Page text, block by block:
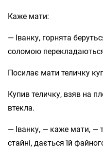
Каже мати:
— Іванку, горнята
соломою
Посилає мати теличку
Купив теличку, взяв на
втекла.
— Іванку, — каже мати, —
стайні, дається їй